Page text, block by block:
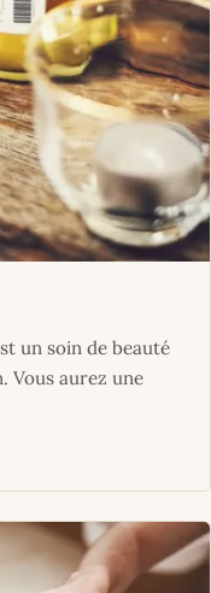
un soin de beauté
Vous aurez une